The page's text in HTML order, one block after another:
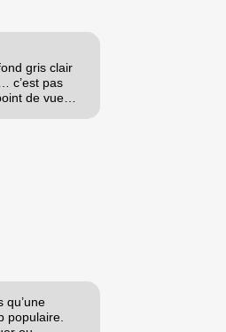
gris clair
c’est pas
de vue…
qu’une
populaire.